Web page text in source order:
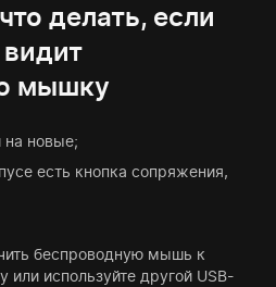
делать, если
мышку
на новые;
есть кнопка сопряжения,
беспроводную мышь к
или используйте другой USB-